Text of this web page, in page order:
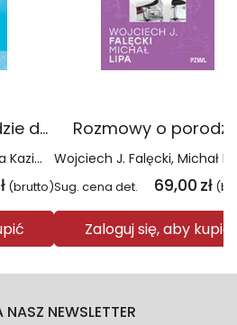
Zanim dziecko pójdzie do szkoły. Jak pokonać trudności z nauką i relacjami
Ewa Mysłowska-
(brutto)
Rozmowy o
Wojciech J. Falęcki Michał
Sug. cena det. 69,00 zł
Zaloguj się, aby kupić
NASZ NEWSLETTER